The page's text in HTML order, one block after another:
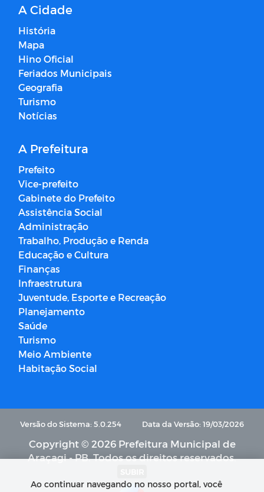
A Cidade
História
Mapa
Hino Oficial
Feriados Municipais
Geografia
Turismo
Notícias
A Prefeitura
Prefeito
Vice-prefeito
Gabinete do Prefeito
Assistência Social
Administração
Trabalho, Produção e Renda
Educação e Cultura
Finanças
Infraestrutura
Juventude, Esporte e Recreação
Planejamento
Saúde
Turismo
Meio Ambiente
Habitação Social
Versão do Sistema: 5.0.254 Data da Versão: 19/03/2026
Copyright © 2026 Prefeitura Municipal de
Araçagi - PB. Todos os direitos reservados.
Ao continuar navegando no nosso portal, você